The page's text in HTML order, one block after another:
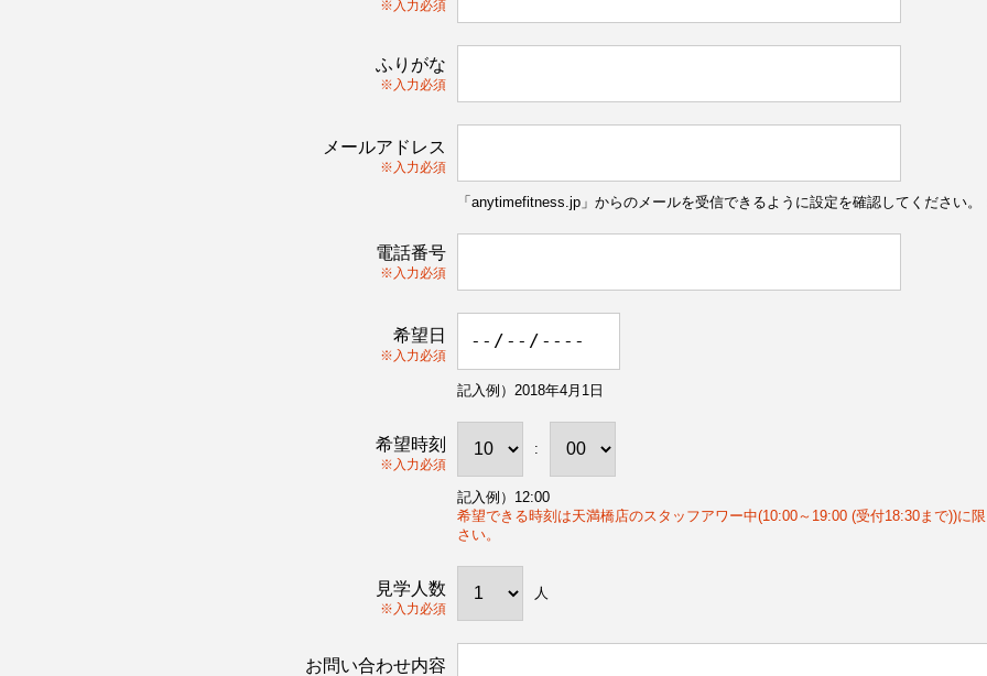
※入力必須
ふりがな
※入力必須
メールアドレス
※入力必須
「anytimefitness.jp」からのメールを受信できるように設定を確認してください。
電話番号
※入力必須
希望日
※入力必須
記入例）2018年4月1日
希望時刻
※入力必須
:
記入例）12:00
希望できる時刻は天満橋店のスタッフアワー中(10:00～19:00 (受付18:30まで))に
さい。
見学人数
※入力必須
人
お問い合わせ内容